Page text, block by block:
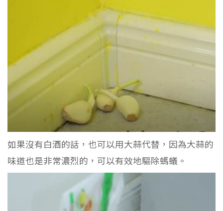
如果沒有白酒的話，也可以用大蒜代替，因為大蒜的
味道也是非常濃烈的，可以有效地驅除螞蟻。